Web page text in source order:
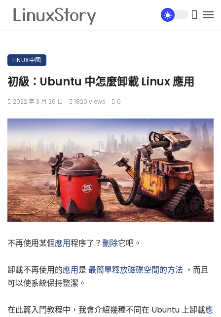
LINUX中國
初級：Ubuntu 中怎麼卸載 Linux 應用
2022 年 3 月 26 日 1820 views 0
不再使用某個應用程序了？刪除它吧。
卸載不再使用的應用是最簡單釋放磁碟空間的方法 ，而且
可以使系統保持整潔。
在此篇入門教程中，我會介紹幾種不同在 Ubuntu 上卸載應